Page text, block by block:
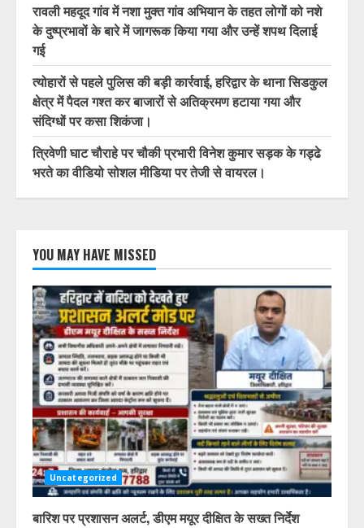
रावली महदूद गांव में नशा मुक्त गांव अभियान के तहत लोगों को नशे
के दुष्प्रभावों के बारे में जागरूक किया गया और उन्हें शपथ दिलाई
गई
त्योहारों से पहले पुलिस की बड़ी कार्रवाई, हरिद्वार के थाना सिडकुल
क्षेत्र में पैदल गश्त कर बाजारों से अतिक्रमण हटाया गया और
संदिग्धों पर कसा शिकंजा।
त्रिवेणी घाट चौराहे पर चौकी प्रभारी विनेश कुमार सड़क के गड्ढे
भरते का वीडियो सोशल मीडिया पर तेजी से वायरल।
YOU MAY HAVE MISSED
Uncategorized
बारिश पर प्रशासन अलर्ट, डीएम मयूर दीक्षित के सख्त निर्देश